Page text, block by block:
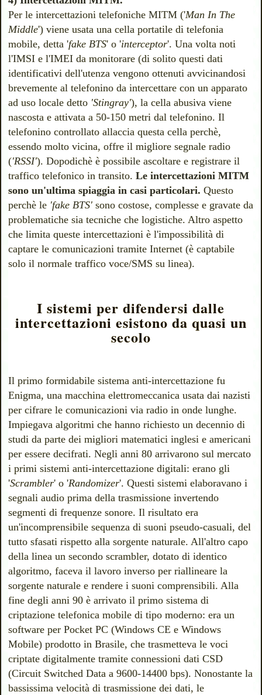
Per le intercettazioni telefoniche MITM ('Man In The
Middle') viene usata una cella portatile di telefonia
mobile, detta 'fake BTS' o 'interceptor'. Una volta noti
l'IMSI e l'IMEI da monitorare (di solito questi dati
identificativi dell'utenza vengono ottenuti avvicinandosi
brevemente al telefonino da intercettare con un apparato
ad uso locale detto 'Stingray'), la cella abusiva viene
nascosta e attivata a 50-150 metri dal telefonino. Il
telefonino controllato allaccia questa cella perchè,
essendo molto vicina, offre il migliore segnale radio
('RSSI'). Dopodichè è possibile ascoltare e registrare il
traffico telefonico in transito.Le intercettazioni MITM
sono un'ultima spiaggia in casi particolari.Questo
perchè le 'fake BTS' sono costose, complesse e gravate da
problematiche sia tecniche che logistiche. Altro aspetto
che limita queste intercettazioni è l'impossibilità di
captare le comunicazioni tramite Internet (è captabile
solo il normale traffico voce/SMS su linea).
I sistemi per difendersi dalle
intercettazioni esistono da quasi un
secolo
Il primo formidabile sistema anti-intercettazione fu
Enigma, una macchina elettromeccanica usata dai nazisti
per cifrare le comunicazioni via radio in onde lunghe.
Impiegava algoritmi che hanno richiesto un decennio di
studi da parte dei migliori matematici inglesi e americani
per essere decifrati. Negli anni 80 arrivarono sul mercato
i primi sistemi anti-intercettazione digitali: erano gli
'Scrambler' o 'Randomizer'. Questi sistemi elaboravano i
segnali audio prima della trasmissione invertendo
segmenti di frequenze sonore. Il risultato era
un'incomprensibile sequenza di suoni pseudo-casuali, del
tutto sfasati rispetto alla sorgente naturale. All'altro capo
della linea un secondo scrambler, dotato di identico
algoritmo, faceva il lavoro inverso per riallineare la
sorgente naturale e rendere i suoni comprensibili. Alla
fine degli anni 90 è arrivato il primo sistema di
criptazione telefonica mobile di tipo moderno: era un
software per Pocket PC (Windows CE e Windows
Mobile) prodotto in Brasile, che trasmetteva le voci
criptate digitalmente tramite connessioni dati CSD
(Circuit Switched Data a 9600-14400 bps). Nonostante la
bassissima velocità di trasmissione dei dati, le